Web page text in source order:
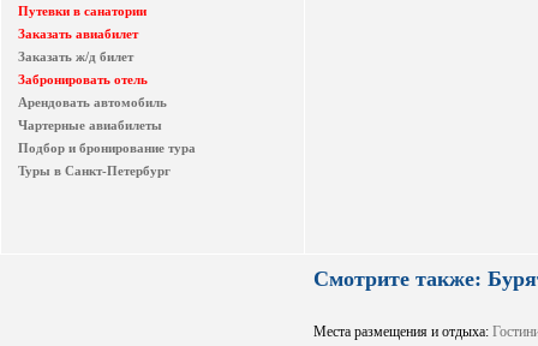
Путевки в санатории
Заказать авиабилет
Заказать ж/д билет
Забронировать отель
Арендовать автомобиль
Чартерные авиабилеты
Подбор и бронирование тура
Туры в Санкт-Петербург
Смотрите также:
Места размещения и отдыха: